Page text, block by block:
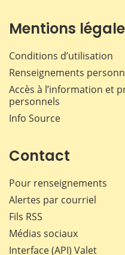
Mentions
Conditions d’utilisation
Renseignements
Accès à l’information et
personnels
Info Source
Contact
Pour renseignements
Alertes par courriel
Fils RSS
Médias sociaux
Interface (API) Valet